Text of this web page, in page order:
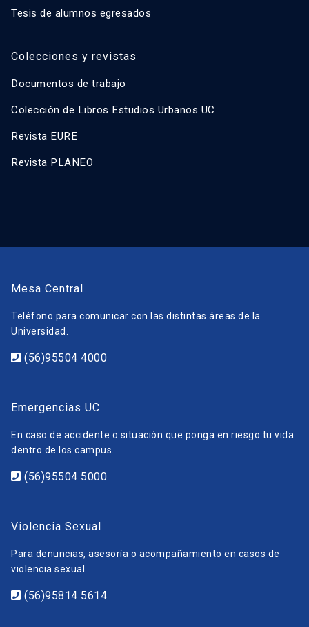
Tesis de alumnos egresados
Colecciones y revistas
Documentos de trabajo
Colección de Libros Estudios Urbanos UC
Revista EURE
Revista PLANEO
Mesa Central
Teléfono para comunicar con las distintas áreas de la
Universidad.
(56)95504 4000
Emergencias UC
En caso de accidente o situación que ponga en riesgo tu vida
dentro de los campus.
(56)95504 5000
Violencia Sexual
Para denuncias, asesoría o acompañamiento en casos de
violencia sexual.
(56)95814 5614